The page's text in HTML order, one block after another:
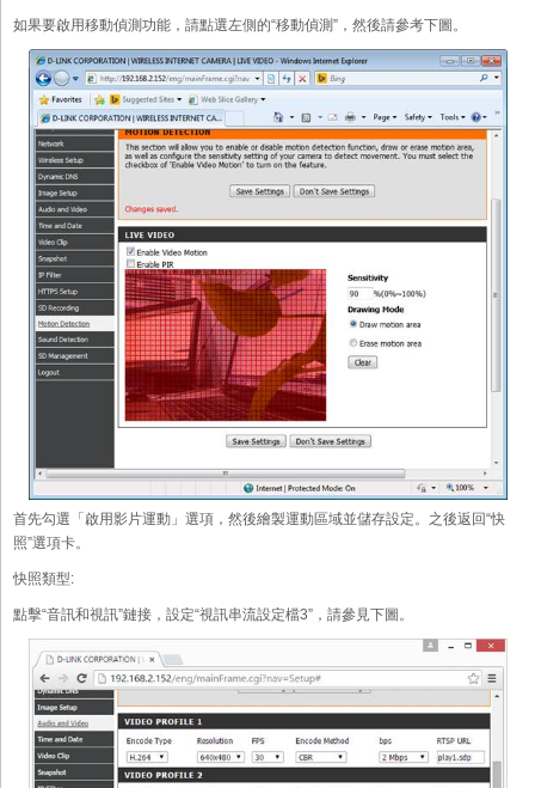
如果要啟用移動偵測功能，請點選左側的“移動偵測”，然後請參考下圖。
首先勾選「啟用影片運動」選項，然後繪製運動區域並儲存設定。之後返回“快
照”選項卡。
快照類型:
點擊“音訊和視訊”鏈接，設定“視訊串流設定檔3”，請參見下圖。